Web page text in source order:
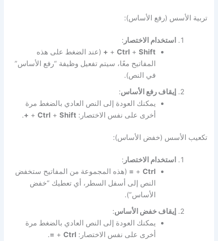
تربية الأسس (رفع الأساس):
استخدام الاختصار :
Ctrl + Shift
+
+ (عند الضغط على هذه
المفاتيح معًا، سيتم تفعيل وظيفة “رفع الأساس”
في النص).
إيقاف رفع الأساس:
يمكنك العودة إلى النص العادي بالضغط مرة
أخرى على نفس الاختصار:
Ctrl + Shift
+
+
.
تكعيب الأسس (خفض الأساس):
استخدام الاختصار :
Ctrl
+
= (هذه المجموعة من المفاتيح ستخفض
النص إلى أسفل السطر، أي تعطيك “خفض
الأساس”).
إيقاف خفض الأساس:
يمكنك العودة إلى النص العادي بالضغط مرة
أخرى على نفس الاختصار: Ctrl
+
=
.